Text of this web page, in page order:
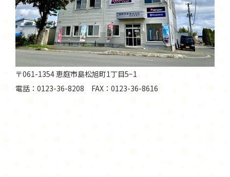
〒061-1354 恵庭市島松旭町1丁目5−1
電話：0123-36-8208 FAX：0123-36-8616